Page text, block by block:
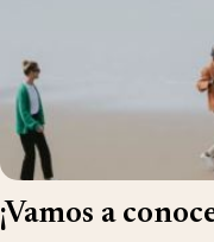
¡Vamos a